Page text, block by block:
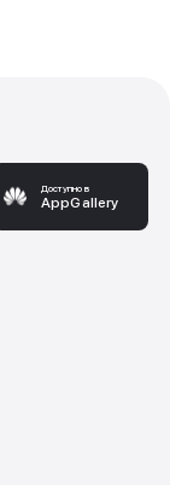
Доступно в
AppGallery